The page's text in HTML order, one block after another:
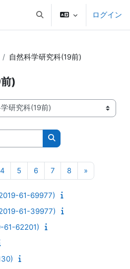
検索入力に切り替えるログイン
自然科学研究科(19前)
)
コースを検索する
3
4ページ 4
5ページ 5
6ページ 6
7ページ 7
8ページ 8
»次のページ
61-69977)
61-39977)
61-62201)